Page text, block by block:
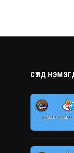
СҮҮЛД